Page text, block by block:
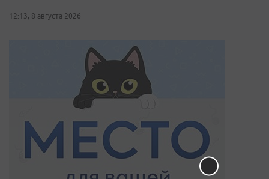
12:13, 8 августа 2026